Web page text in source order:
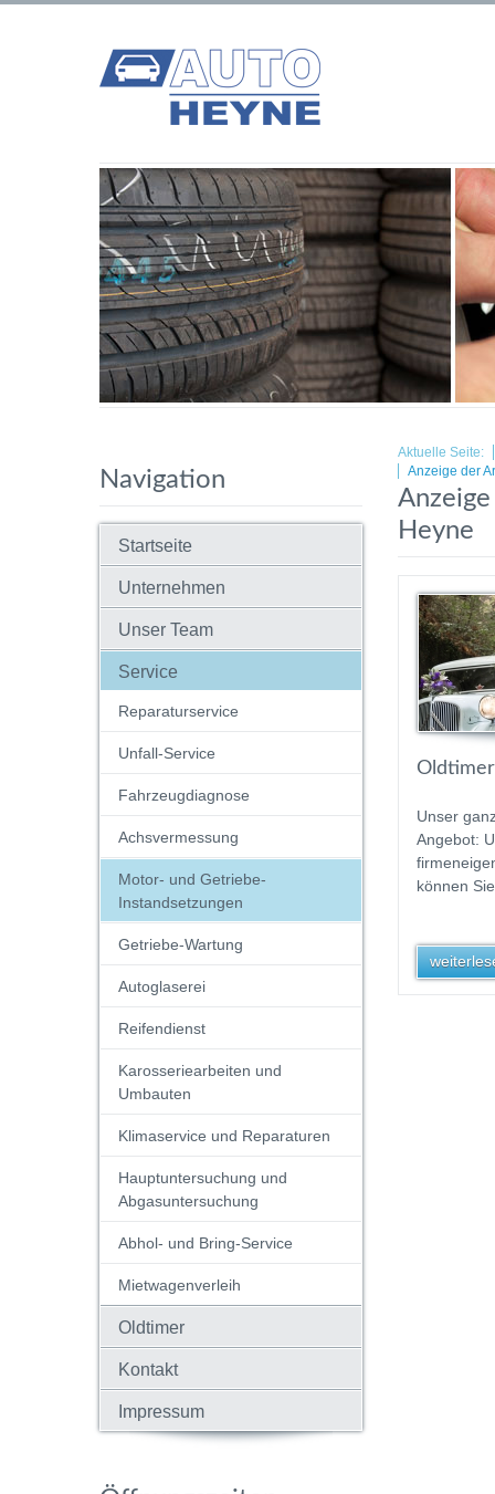
Navigation
Startseite
Unternehmen
Unser Team
Service
Reparaturservice
Unfall-Service
Fahrzeugdiagnose
Achsvermessung
Motor- und Getriebe-
Instandsetzungen
Getriebe-Wartung
Autoglaserei
Reifendienst
Karosseriearbeiten und
Umbauten
Klimaservice und Reparaturen
Hauptuntersuchung und
Abgasuntersuchung
Abhol- und Bring-Service
Mietwagenverleih
Oldtimer
Kontakt
Impressum
Aktuelle Seite:
Anzeige der
Heyne
Unser
Angebot:
können